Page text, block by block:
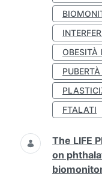
OBESITÀ
FTALATI
The LIFE
on